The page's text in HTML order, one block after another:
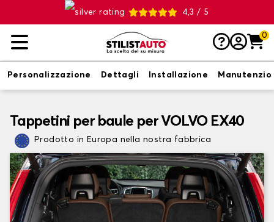
4,3 / 5
0
Personalizzazione Dettagli Installazione
Tappetini per baule per VOLVO EX40
Prodotto in Europa nella nostra fabbrica